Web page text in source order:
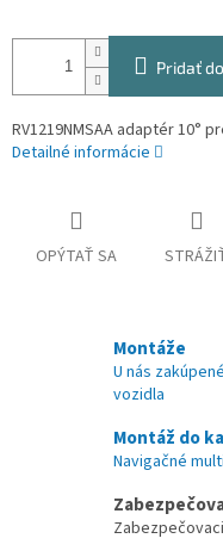
Pridať
RV1219NMSAA adaptér 10°
Detailné informácie
OPÝTAŤ SA
Montáže
U nás
vozidla
Montáž do
Navigačné